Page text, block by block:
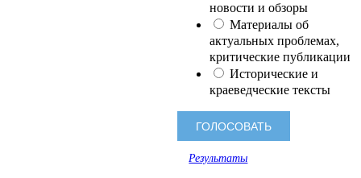
новости и обзоры
Материалы об
актуальных проблемах,
критические публикации
Исторические и
краеведческие тексты
Результаты